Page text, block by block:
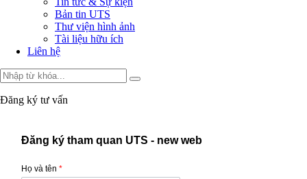
Bản tin UTS
Thư viện hình ảnh
Tài liệu hữu ích
Liên hệ
Đăng ký tư vấn
Đăng ký tham quan UTS - new web
Họ và tên *